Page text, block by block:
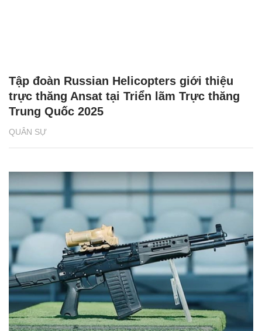
QUÂN SỰ
Tập đoàn Russian Helicopters giới thiệu
trực thăng Ansat tại Triển lãm Trực thăng
Trung Quốc 2025